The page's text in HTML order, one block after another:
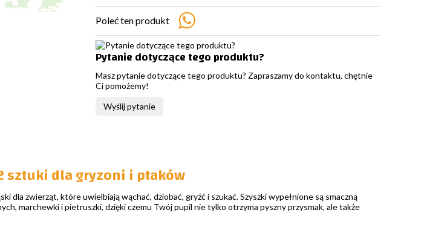
Poleć ten produkt
Pytanie dotyczące tego produktu?
Masz pytanie dotyczące tego produktu? Zapraszamy do kontaktu, chętnie
Ci pomożemy!
Wyślij pytanie
sztuki dla gryzoni i ptaków
dla zwierząt, które uwielbiają wąchać, dziobać, gryźć i szukać. Szyszki wypełnione są smaczną
marchewki i pietruszki, dzięki czemu Twój pupil nie tylko otrzyma pyszny przysmak, ale także